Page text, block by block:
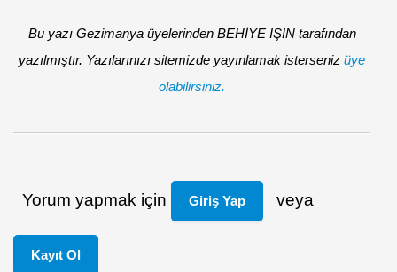
Bu yazı Gezimanya üyelerinden BEHİYE IŞIN tarafından
yazılmıştır. Yazılarınızı sitemizde yayınlamak isterseniz üye
olabilirsiniz.
Yorum yapmak için Giriş Yap veya
Kayıt Ol